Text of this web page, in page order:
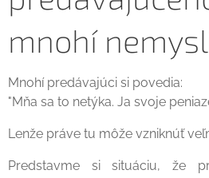
mnohí
Mnohí predávajúci si povedia:
"Mňa sa to netýka. Ja svoje
Lenže práve tu môže vzniknúť
Predstavme si situáciu, že